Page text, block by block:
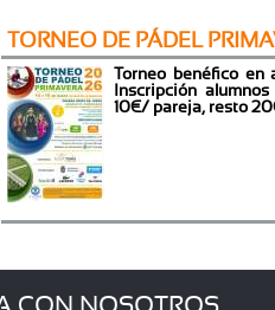
TORNEO DE PÁDEL
Torneo benéfico
Inscripción
10€/ pareja, resto